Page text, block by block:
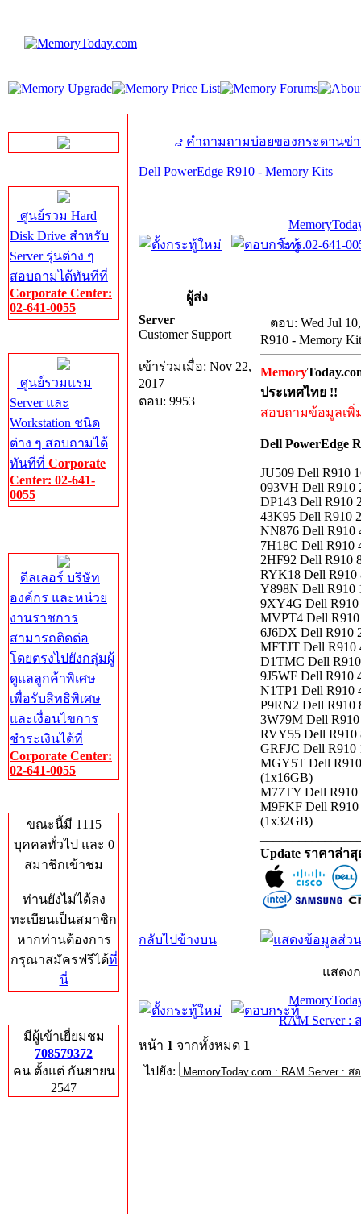
ศูนย์รวม Hard
Disk Drive สำหรับ
Server รุ่นต่าง ๆ
สอบถามได้ทันทีที่
Corporate Center:
02-641-0055
ศูนย์รวมแรม
Server และ
Workstation ชนิด
ต่าง ๆ สอบถามได้
ทันทีที่ Corporate
Center: 02-641-
0055
ดีลเลอร์ บริษัท
องค์กร และหน่วย
งานราชการ
สามารถติดต่อ
โดยตรงไปยังกลุ่มผู้
ดูแลลูกค้าพิเศษ
เพื่อรับสิทธิพิเศษ
และเงื่อนไขการ
ชำระเงินได้ที่
Corporate Center:
02-641-0055
ขณะนี้มี 1115
บุคคลทั่วไป และ 0
สมาชิกเข้าชม
ท่านยังไม่ได้ลง
ทะเบียนเป็นสมาชิก
หากท่านต้องการ
กรุณาสมัครฟรีได้ที่
นี่
มีผู้เข้าเยี่ยมชม
708579372
คน ตั้งแต่ กันยายน
2547
คำถามถามบ่อยของกระดานข่
Dell PowerEdge R910 - Memory Kits
โทร.02-641-
ผู้ส่ง
Server
Customer Support
เข้าร่วมเมื่อ: Nov 22,
2017
ตอบ: 9953
ตอบ: Wed Jul
R910 - Memory
Memory
ประเทศไทย !!
สอบถามข้อมูลเพิ่
Dell PowerEdge
JU509 Dell R910
093VH Dell R910
DP143 Dell R910
43K95 Dell R910
NN876 Dell R910
7H18C Dell R910
2HF92 Dell R910
RYK18 Dell R910
Y898N Dell R910
9XY4G Dell
MVPT4 Dell
6J6DX Dell R910
MFTJT Dell R910
D1TMC Dell
9J5WF Dell R910
N1TP1 Dell R910
P9RN2 Dell R910
3W79M Dell
RVY55 Dell R910
GRFJC Dell
MGY5T Dell
(1x16GB)
M77TY Dell R910
M9FKF Dell
(1x32GB)
Update ราคาล่า
กลับไปข้างบน
แสดง
RAM Server :
หน้า 1 จากทั้งหมด 1
ไปยัง: